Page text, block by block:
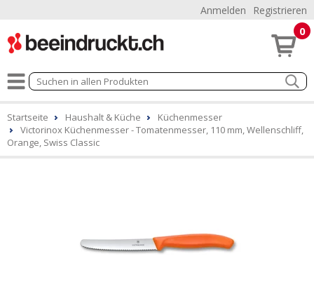
Anmelden Registrieren
0
Startseite Haushalt & Küche
Küchenmesser
Victorinox Küchenmesser - Tomatenmesser, 110 mm, Wellenschliff,
Orange, Swiss Classic